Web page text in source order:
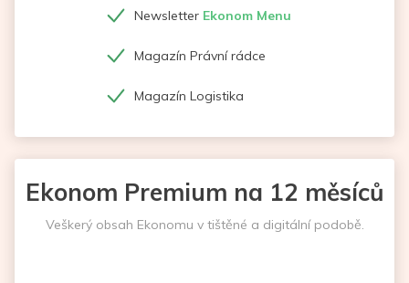
Newsletter Ekonom Menu
Magazín Právní rádce
Magazín Logistika
Ekonom Premium na 12 měsíců
Veškerý obsah Ekonomu v tištěné a digitální podobě.